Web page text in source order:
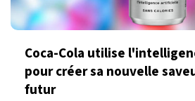
Coca-Cola utilise
pour créer sa nouvelle
futur